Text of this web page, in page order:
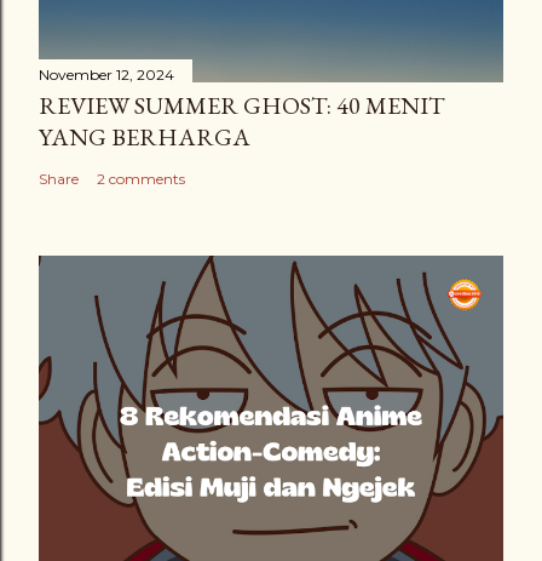
November 12, 2024
REVIEW SUMMER GHOST: 40 MENIT
YANG BERHARGA
Share 2 comments